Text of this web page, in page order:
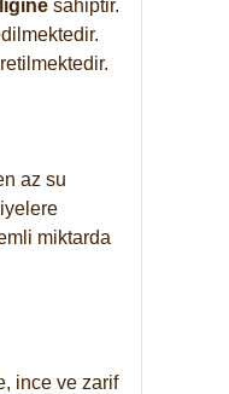
sahiptir.
az su
miktarda
ince ve zarif